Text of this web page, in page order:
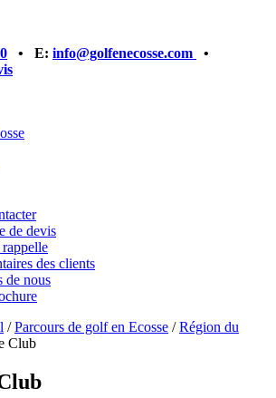
• E: info@golfenecosse.com
•
de devis
des clients
de nous
/ Parcours de golf en Ecosse / Région du
Club